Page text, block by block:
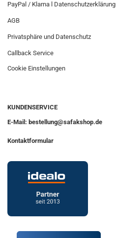
PayPal / Klarna l Datenschutzerklärung
AGB
Privatsphäre und Datenschutz
Callback Service
Cookie Einstellungen
KUNDENSERVICE
E-Mail: bestellung@safakshop.de
Kontaktformular